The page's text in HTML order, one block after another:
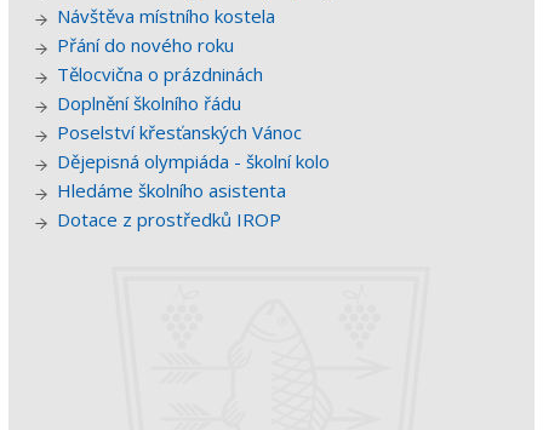
Návštěva místního kostela
Přání do nového roku
Tělocvična o prázdninách
Doplnění školního řádu
Poselství křesťanských Vánoc
Dějepisná olympiáda - školní kolo
Hledáme školního asistenta
Dotace z prostředků IROP